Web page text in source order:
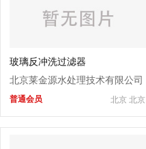
玻璃反冲洗过滤器
北京莱金源水处理技术有限公司
北京 北京
普通会员